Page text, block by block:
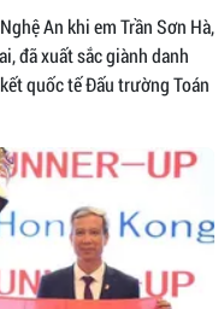
An khi em Trần Sơn Hà,
đã xuất sắc giành danh
quốc tế Đấu trường Toán